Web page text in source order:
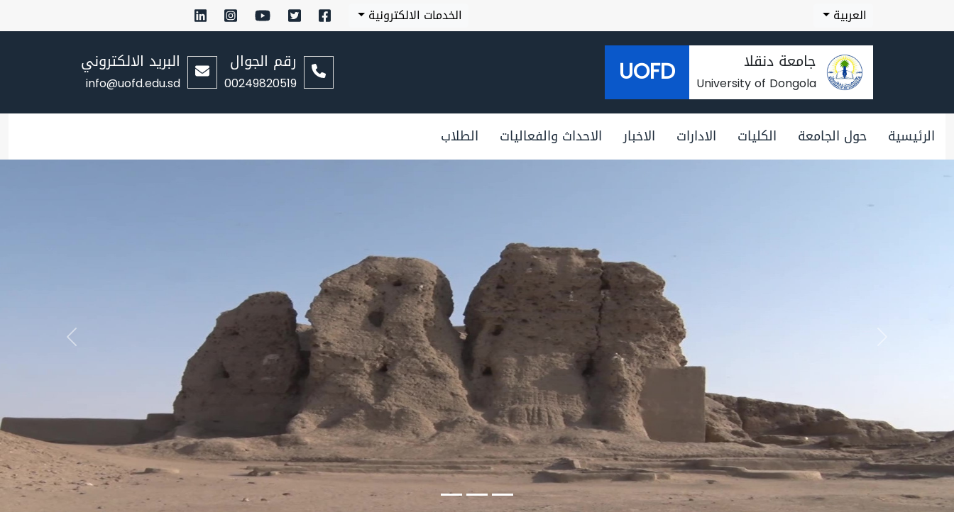
العربية الخدمات الالكترونية
جامعة دنقلا
University of Dongola
UOFD رقم الجوال
00249820519
البريد الالكتروني
info@uofd.edu.sd
الرئيسية حول الجامعة الكليات الادارات الاخبار الاحداث والفعاليات الطلاب
Previous